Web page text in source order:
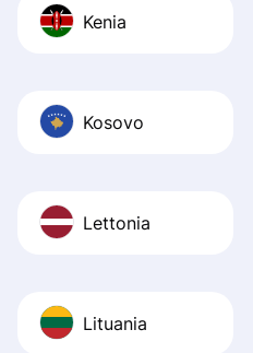
Kenia
Kosovo
Lettonia
Lituania